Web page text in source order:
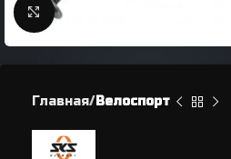
Нажмите, чтобы увеличить
Главная Велоспорт